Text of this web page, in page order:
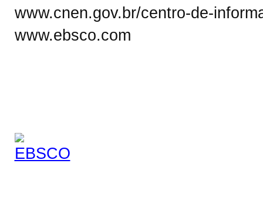
www.cnen.gov.br/centro-de-
www.ebsco.com